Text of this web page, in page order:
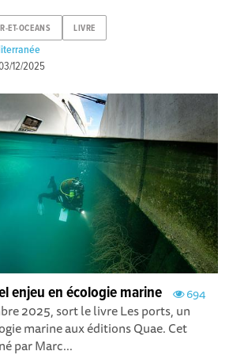
ET-OCEANS LIVRE
12/2025
694
enjeu en écologie marine
2025, sort le livre Les ports, un
marine aux éditions Quae. Cet
par Marc...